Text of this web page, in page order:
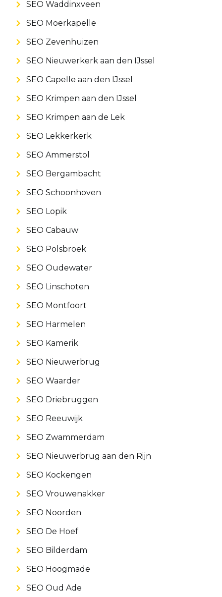
SEO Waddinxveen
SEO Moerkapelle
SEO Zevenhuizen
SEO Nieuwerkerk aan den IJssel
SEO Capelle aan den IJssel
SEO Krimpen aan den IJssel
SEO Krimpen aan de Lek
SEO Lekkerkerk
SEO Ammerstol
SEO Bergambacht
SEO Schoonhoven
SEO Lopik
SEO Cabauw
SEO Polsbroek
SEO Oudewater
SEO Linschoten
SEO Montfoort
SEO Harmelen
SEO Kamerik
SEO Nieuwerbrug
SEO Waarder
SEO Driebruggen
SEO Reeuwijk
SEO Zwammerdam
SEO Nieuwerbrug aan den Rijn
SEO Kockengen
SEO Vrouwenakker
SEO Noorden
SEO De Hoef
SEO Bilderdam
SEO Hoogmade
SEO Oud Ade